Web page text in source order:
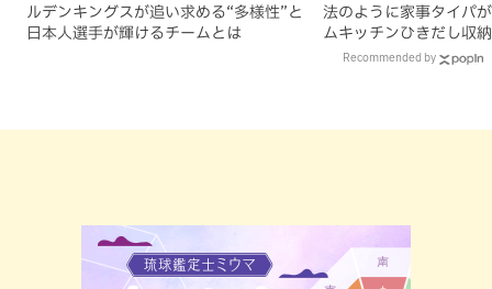
ルデンキングスが追い求める“多様性”と
日本人選手が輝けるチームとは
法のように家事タイパ
ムキッチンひきだし収
Recommended by